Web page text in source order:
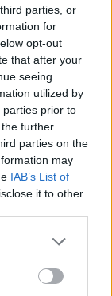
parties, or
for
opt-out
that after your
seeing
utilized by
parties prior to
further
parties on the
may
IAB’s List of
it to other
more Google
may click to
party tags to
az utat.
hiszen!), volt
fényeket, a
mi az a
a gyertya
a regényben.)
érzés volt.
hogy kik
még mindig
után, hogy
ország
fel, hogy